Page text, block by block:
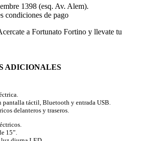
1398 (esq. Av. Alem).
condiciones de pago
a Fortunato Fortino y llevate tu
ADICIONALES
pantalla táctil, Bluetooth y entrada USB.
delanteros y traseros.
15”.